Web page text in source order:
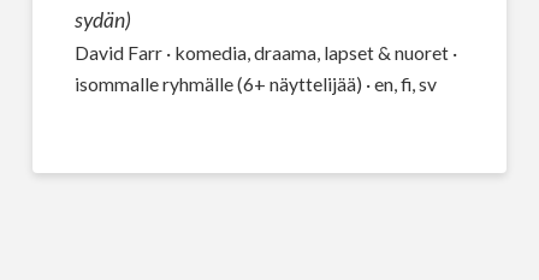
sydän)
David Farr · komedia, draama, lapset & nuoret ·
isommalle ryhmälle (6+ näyttelijää) · en, fi, sv